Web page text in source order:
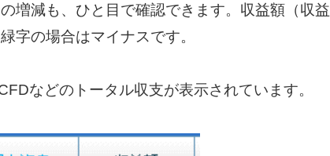
増減も、ひと目で確認できます。収益額（収益
字の場合はマイナスです。
などのトータル収支が表示されています。